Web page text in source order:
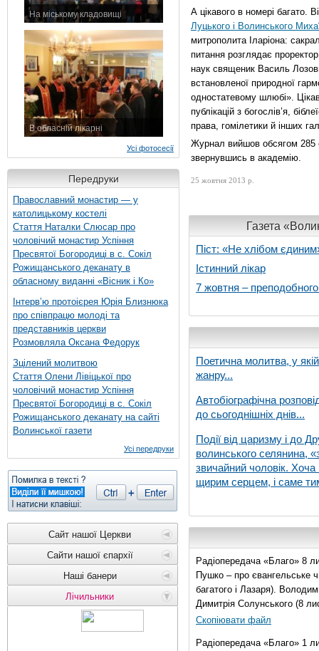
На міському кладовищі
В обласній лікарні
Усі фотосесії
Передруки
Православний монастир — у
католицькому костелі
Стаття Наталки Слюсар про
чоловічий монастир Успіння
Пресвятої Богородиці в с. Сокіл
Рожищанського деканату в
обласному виданні «Вісник і Ко»
Інтерв’ю протоієрея Юрія Близнюка
про співпрацю молоді та
представників церкви
Розмовляла Оксана Федорук
Зцілений молитвою
Стаття Олени Лівіцької про
чоловічий монастир Успіння
Пресвятої Богородиці в с. Сокіл
Рожищанського деканату на сайті
Волинської газети
Усі передруки
Сайт нашої Церкви
Сайти нашої єпархії
Наші банери
Лічильники
А цікавого в номері багато.
Луцького і Волинського
митрополита Іларіона:
питання розглядає
наук священик Василь
встановленої природної
одностатевому шлюбі».
публікацій з богослів’я,
права, гомілетики й інших
Журнал вийшов обсягом 285
звернувшись в академію.
25 жовтня 2013 р.
Газета
Піст: «Не хлібом
Істинний лікар
7 жовтня –
Поетична молитва, у
жанру...
Автобіографічна
до сьогоднішніх днів...
Події від царизму і до
волинського селянина,
звичайний чоловік. Хоча
щирим серцем, і саме
Радіопередача «Благо» 8
Пушко – про євангельське
багатого і Лазаря).
Димитрія Солунського (8
Скопіювати файл
Радіопередача «Благо» 1